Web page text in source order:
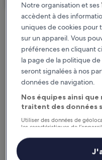
Options
changement de
Gagnez des
nuit séjournée
Économisez
Consultez les prix
Notre organisation et ses
accèdent à des
uniques de cookies pour
sur un appareil. Vous
préférences en cliquant
la page de la politique
seront signalées à nos
données de navigation.
Nos équipes ainsi
traitent des données
Utiliser des données de
les caractéristiques de
personnalisés, mesure de
études d’audience et
Liste de nos partenaires